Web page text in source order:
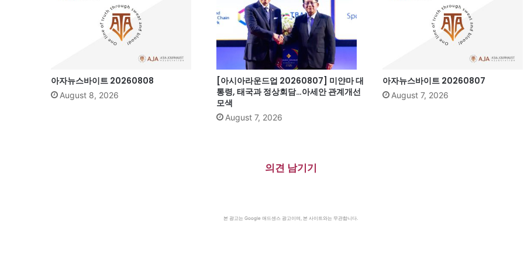
아자뉴스바이트 20260808
August 8, 2026
[아시아라운드업 20260807] 미얀마 대
통령, 태국과 정상회담…아세안 관계개선
모색
August 7, 2026
아자뉴스바이트 20260807
August 7, 2026
의견 남기기
본 광고는 Google 애드센스 광고이며, 본 사이트와는 무관합니다.